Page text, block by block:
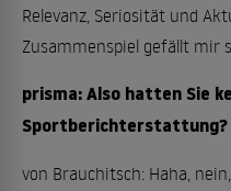
Relevanz, Seriosität und
Zusammenspiel gefällt mir
prisma: Also hatten Sie
Sportberichterstattung?
von Brauchitsch: Haha,